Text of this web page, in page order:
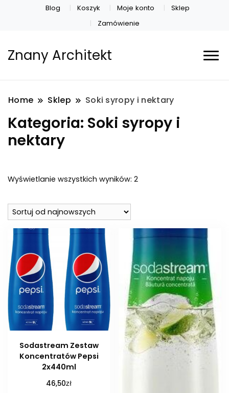
Blog Koszyk Moje konto
Sklep
Zamówienie
Znany Architekt
Home Sklep Soki syropy i nektary
Kategoria: Soki syropy i
nektary
Wyświetlanie wszystkich wyników: 2Posortowane
Sodastream Zestaw
Koncentratów Pepsi
2x440ml
46,50zł